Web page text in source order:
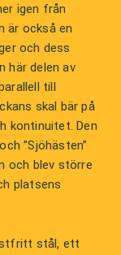
igen från
är också en
och dess
här delen av
till
skal bär på
kontinuitet. Den
”Sjöhästen”
och blev större
platsens
stål, ett